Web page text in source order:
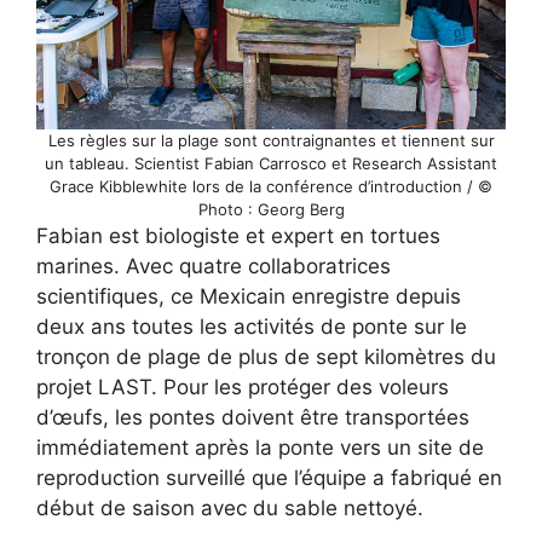
Les règles sur la plage sont contraignantes et tiennent sur
un tableau. Scientist Fabian Carrosco et Research Assistant
Grace Kibblewhite lors de la conférence d’introduction / ©
Photo : Georg Berg
Fabian est biologiste et expert en tortues
marines. Avec quatre collaboratrices
scientifiques, ce Mexicain enregistre depuis
deux ans toutes les activités de ponte sur le
tronçon de plage de plus de sept kilomètres du
projet LAST. Pour les protéger des voleurs
d’œufs, les pontes doivent être transportées
immédiatement après la ponte vers un site de
reproduction surveillé que l’équipe a fabriqué en
début de saison avec du sable nettoyé.